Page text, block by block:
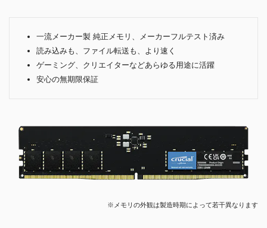
一流メーカー製 純正メモリ、メーカーフルテスト済み
読み込みも、ファイル転送も、より速く
ゲーミング、クリエイターなどあらゆる用途に活躍
安心の無期限保証
※メモリの外観は製造時期によって若干異なります